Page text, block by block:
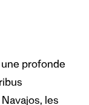
profonde
les